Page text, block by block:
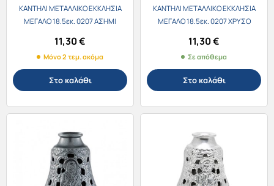
ΚΑΝΤΗΛΙ ΜΕΤΑΛΛΙΚΟ ΕΚΚΛΗΣΙΑ
ΜΕΓΑΛΟ 18.5εκ. 0207 ΑΣΗΜΙ
11,30€
Μόνο 2 τεμ. ακόμα
Στο καλάθι
ΚΑΝΤΗΛΙ ΜΕΤΑΛΛΙΚΟ ΕΚΚΛΗΣΙΑ
ΜΕΓΑΛΟ 18.5εκ. 0207 ΧΡΥΣΟ
11,30€
Σε απόθεμα
Στο καλάθι